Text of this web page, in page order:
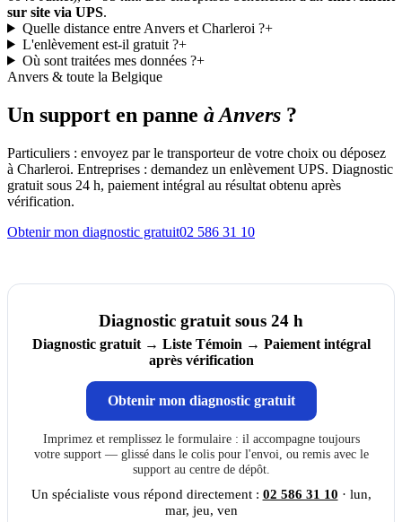
sur site via UPS.
Quelle distance entre Anvers et Charleroi ?+
L'enlèvement est-il gratuit ?+
Où sont traitées mes données ?+
Anvers & toute la Belgique
Un support en panne à Anvers ?
Particuliers : envoyez par le transporteur de votre choix ou déposez
à Charleroi. Entreprises : demandez un enlèvement UPS. Diagnostic
gratuit sous 24 h, paiement intégral au résultat obtenu après
vérification.
Obtenir mon diagnostic gratuit02 586 31 10
Diagnostic gratuit sous 24 h
Diagnostic gratuit → Liste Témoin → Paiement intégral
après vérification
Obtenir mon diagnostic gratuit
Imprimez et remplissez le formulaire : il accompagne toujours
votre support — glissé dans le colis pour l'envoi, ou remis avec le
support au centre de dépôt.
Un spécialiste vous répond directement : 02 586 31 10 · lun,
mar, jeu, ven